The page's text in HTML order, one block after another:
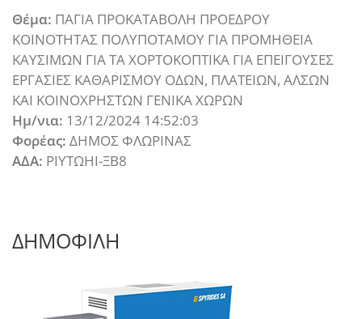
Θέμα: ΠΑΓΙΑ ΠΡΟΚΑΤΑΒΟΛΗ ΠΡΟΕΔΡΟΥ
ΚΟΙΝΟΤΗΤΑΣ ΠΟΛΥΠΟΤΑΜΟΥ ΓΙΑ ΠΡΟΜΗΘΕΙΑ
ΚΑΥΣΙΜΩΝ ΓΙΑ ΤΑ ΧΟΡΤΟΚΟΠΤΙΚΑ ΓΙΑ ΕΠΕΙΓΟΥΣΕΣ
ΕΡΓΑΣΙΕΣ ΚΑΘΑΡΙΣΜΟΥ ΟΔΩΝ, ΠΛΑΤΕΙΩΝ, ΑΛΣΩΝ
ΚΑΙ ΚΟΙΝΟΧΡΗΣΤΩΝ ΓΕΝΙΚΑ ΧΩΡΩΝ
Ημ/νια: 13/12/2024 14:52:03
Φορέας: ΔΗΜΟΣ ΦΛΩΡΙΝΑΣ
ΑΔΑ: ΡΙΥΤΩΗΙ-ΞΒ8
ΔΗΜΟΦΙΛΗ